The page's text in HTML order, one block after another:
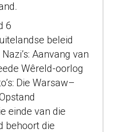
6
beleid
Aanvang van
Wêreld-oorlog
Die Warsaw–
einde van die
behoort die